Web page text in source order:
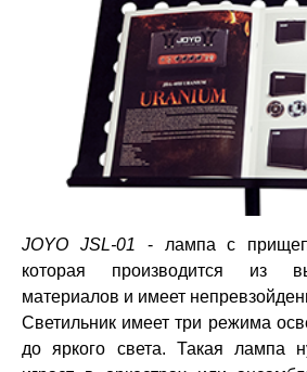
JOYO JSL-01 - лампа с
которая производится из
материалов и имеет
Светильник имеет три режима
до яркого света. Такая лампа